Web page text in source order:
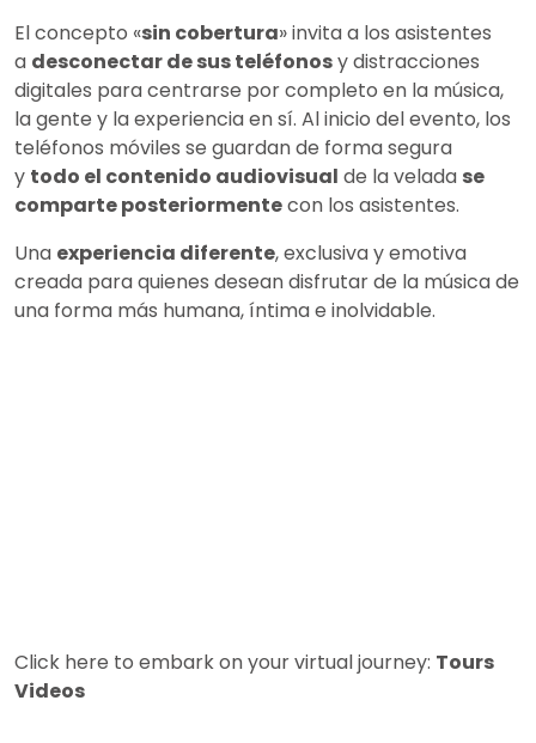
El concepto «sin cobertura» invita a los asistentes
a desconectar de sus teléfonosy distracciones
digitales para centrarse por completo en la música,
la gente y la experiencia en sí. Al inicio del evento, los
teléfonos móviles se guardan de forma segura
y todo el contenido audiovisual de la velada se
comparte posteriormentecon los asistentes.
Una experiencia diferente, exclusiva y emotiva
creada para quienes desean disfrutar de la música de
una forma más humana, íntima e inolvidable.
Click here to embark on your virtual journey: Tours
Videos